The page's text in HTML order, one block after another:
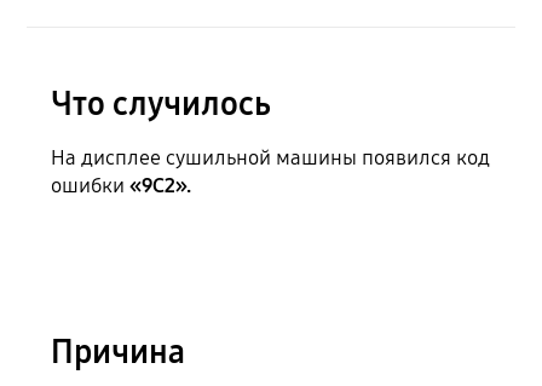
Что случилось
На дисплее сушильной машины появился код
ошибки«9C2».
Причина